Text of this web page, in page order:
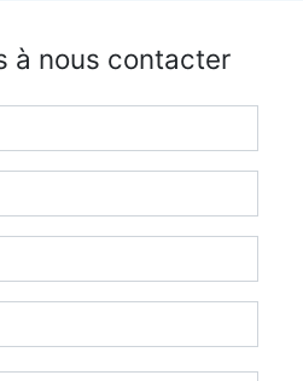
à nous contacter